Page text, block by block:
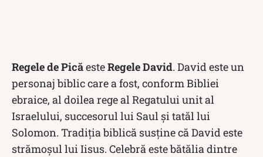
Regele de PicăesteRegele David. David este un
personaj biblic care a fost, conform Bibliei
ebraice, al doilea rege al Regatului unit al
Israelului, succesorul lui Saul și tatăl lui
Solomon. Tradiția biblică susține că David este
strămoșul lui Iisus. Celebră este bătălia dintre